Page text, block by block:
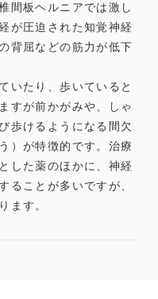
間板ヘルニアでは激し
が圧迫された知覚神経
背屈などの筋力が低下
いたり、歩いていると
すが前かがみや、しゃ
歩けるようになる間欠
）が特徴的です。治療
した薬のほかに、神経
ることが多いですが、
ます。